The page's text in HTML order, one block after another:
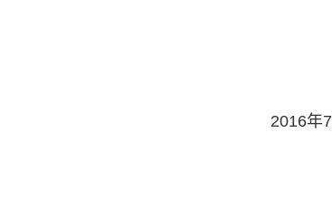
2016年7